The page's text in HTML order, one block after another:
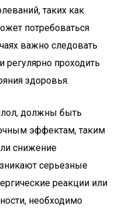
таких как
потребоваться
важно следовать
проходить
здоровья.
должны быть
эффектам, таким
снижение
серьезные
реакции или
необходимо